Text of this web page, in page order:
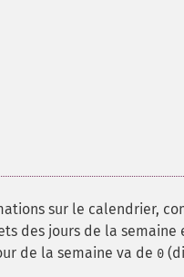
sur le calendrier,
des jours de la
de la semaine va de 0